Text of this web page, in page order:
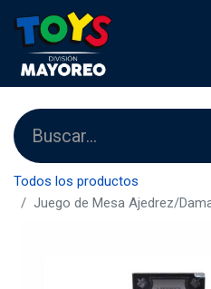
Todos los productos
Juego de Mesa Ajedrez/